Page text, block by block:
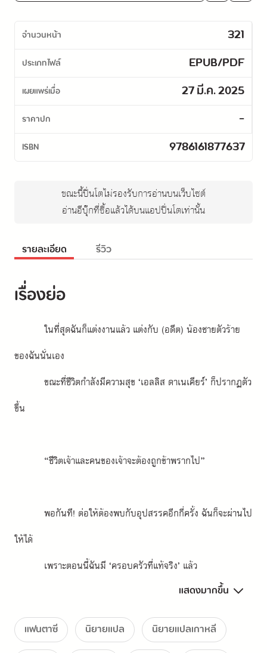
จำนวนหน้า 321
ประเภทไฟล์ EPUB/PDF
เผยแพร่เมื่อ 27 มี.ค. 2025
ราคาปก -
ISBN 9786161877637
ขณะนี้ปิ่นโตไม่รองรับการอ่านบนเว็บไซต์
อ่านอีบุ๊กที่ซื้อแล้วได้บนแอปปิ่นโตเท่านั้น
รายละเอียด รีวิว
เรื่องย่อ
ในที่สุดฉันก็แต่งงานแล้ว แต่งกับ (อดีต) น้องชายตัวร้าย
ของฉันนั่นเอง
ขณะที่ชีวิตกำลังมีความสุข ‘เอลลิส ดาเนเคียร์’ ก็ปรากฏตัว
ขึ้น
“ชีวิตเจ้าและคนของเจ้าจะต้องถูกข้าพรากไป”
พอกันที! ต่อให้ต้องพบกับอุปสรรคอีกกี่ครั้ง ฉันก็จะผ่านไป
ให้ได้
เพราะตอนนี้ฉันมี ‘ครอบครัวที่แท้จริง’ แล้ว
"รีบกลับมานะคะที่รัก"
"ข้าจะรีบกลับมาเร็วๆ ครับ คุณภรรยา"
แสดงมากขึ้น
แฟนตาซี นิยายแปล
นิยายแปลเกาหลี